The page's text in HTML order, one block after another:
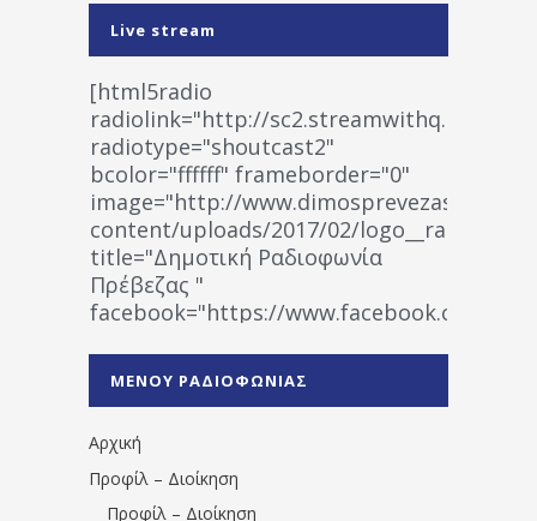
Live stream
[html5radio
radiolink="http://
radiotype="shoutcast2"
bcolor="ffffff" frameborder="0"
image="http://www.dimosprevezas.gr/wp-
content/uploads/2017/02/
title="Δημοτική Ραδιοφωνία
Πρέβεζας "
facebook="https://www.facebook.com/
1531194763766854/" artist="" ]
ΜΕΝΟΥ ΡΑΔΙΟΦΩΝΙΑΣ
Αρχική
Προφίλ – Διοίκηση
Προφίλ – Διοίκηση